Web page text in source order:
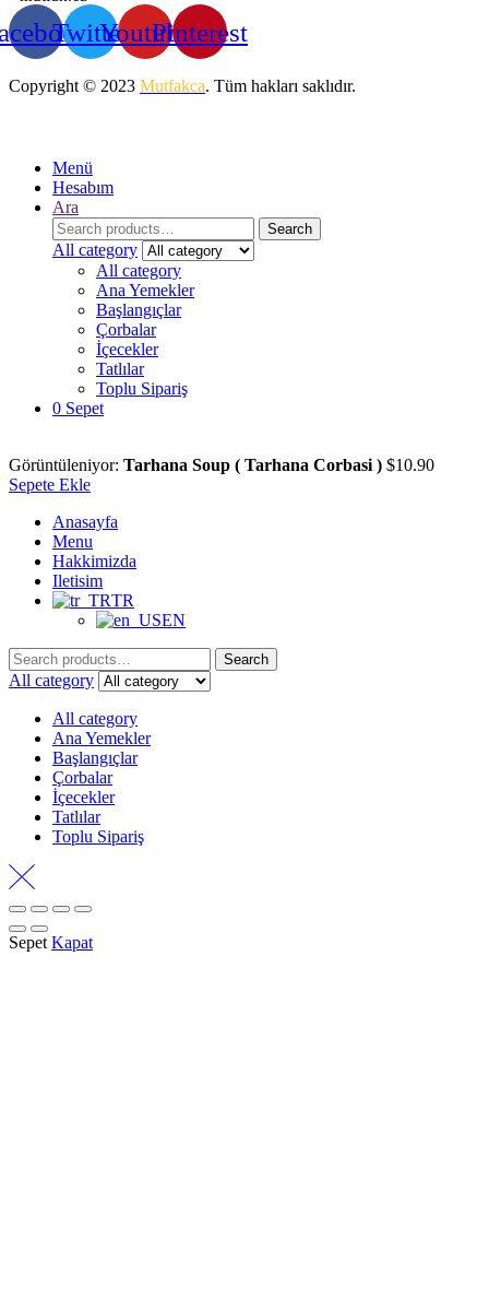
TwitterYoutubePinterest
Copyright © 2023 Mutfakca. Tüm hakları saklıdır.
Menü
Hesabım
Ara
Search
for:
Search
All category
All category
Ana Yemekler
Başlangıçlar
Çorbalar
İçecekler
Tatlılar
Toplu Sipariş
0 Sepet
Görüntüleniyor: Tarhana Soup ( Tarhana Corbasi ) $10.90
Sepete Ekle
Anasayfa
Menu
Hakkimizda
Iletisim
TR
EN
Search
for:
Search
All category
All category
Ana Yemekler
Başlangıçlar
Çorbalar
İçecekler
Tatlılar
Toplu Sipariş
Sepet Kapat